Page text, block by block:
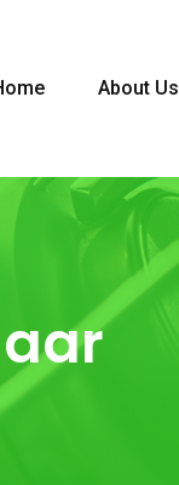
About Us